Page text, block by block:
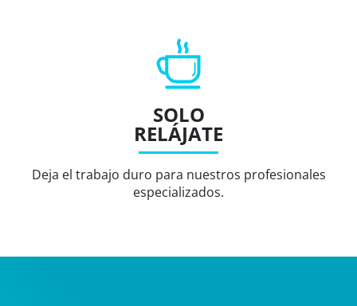
SOLO
RELÁJATE
Deja el trabajo duro para nuestros profesionales
especializados.